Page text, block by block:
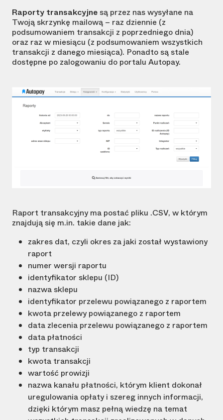
Raporty transakcyjne są przez nas wysyłane na
Twoją skrzynkę mailową – raz dziennie (z
podsumowaniem transakcji z poprzedniego dnia)
oraz raz w miesiącu (z podsumowaniem wszystkich
transakcji z danego miesiąca). Ponadto są stale
dostępne po zalogowaniu do portalu Autopay.
Raport transakcyjny ma postać pliku .CSV, w którym
znajdują się m.in. takie dane jak:
zakres dat, czyli okres za jaki został wystawiony
raport
numer wersji raportu
identyfikator sklepu (ID)
nazwa sklepu
identyfikator przelewu powiązanego z raportem
kwota przelewy powiązanego z raportem
data zlecenia przelewu powiązanego z raportem
data płatności
typ transakcji
kwota transakcji
wartość prowizji
nazwa kanału płatności, którym klient dokonał
uregulowania opłaty i szereg innych informacji,
dzięki którym masz pełną wiedzę na temat